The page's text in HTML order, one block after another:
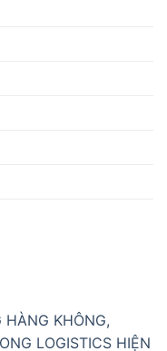
KHÔNG,
LOGISTICS HIỆN